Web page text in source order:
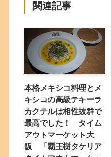
関連記事
本格メキシコ料理とメ
キシコの高級テキーラ
カクテルは相性抜群で
最高でした！ タイム
アウトマーケット大
阪 「覇王樹タケリア